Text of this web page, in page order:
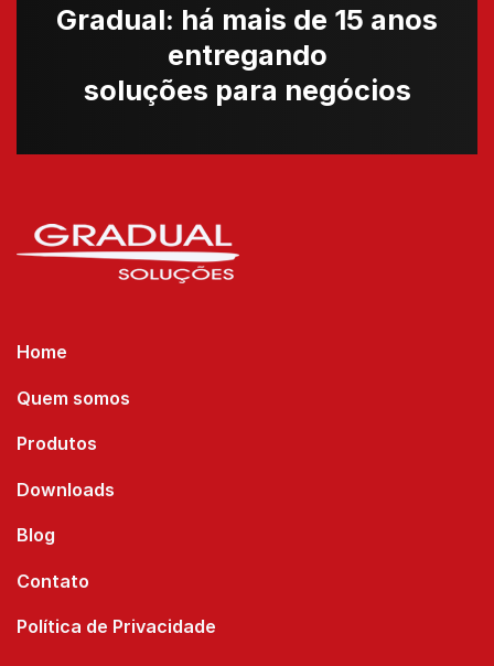
Gradual: há mais de 15 anos
entregando
soluções para negócios
Home
Quem somos
Produtos
Downloads
Blog
Contato
Política de Privacidade